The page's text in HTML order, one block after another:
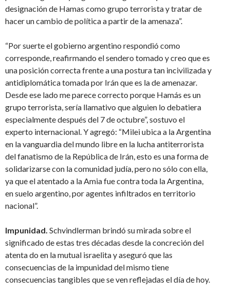
designación de Hamas como grupo terrorista y tratar de
hacer un cambio de política a partir de la amenaza”.
“Por suerte el gobierno argentino respondió como
corresponde, reafirmando el sendero tomado y creo que es
una posición correcta frente a una postura tan incivilizada y
antidiplomática tomada por Irán que es la de amenazar.
Desde ese lado me parece correcto porque Hamás es un
grupo terrorista, sería llamativo que alguien lo debatiera
especialmente después del 7 de octubre”, sostuvo el
experto internacional. Y agregó: “Milei ubica a la Argentina
en la vanguardia del mundo libre en la lucha antiterrorista
del fanatismo de la República de Irán, esto es una forma de
solidarizarse con la comunidad judía, pero no sólo con ella,
ya que el atentado a la Amia fue contra toda la Argentina,
en suelo argentino, por agentes infiltrados en territorio
nacional”.
Impunidad. Schvindlerman brindó su mirada sobre el
significado de estas tres décadas desde la concreción del
atenta do en la mutual israelita y aseguró que las
consecuencias de la impunidad del mismo tiene
consecuencias tangibles que se ven reflejadas el día de hoy.